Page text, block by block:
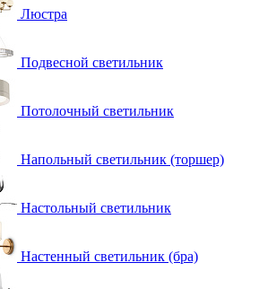
Люстра
Подвесной светильник
Потолочный светильник
Напольный светильник (торшер)
Настольный светильник
Настенный светильник (бра)